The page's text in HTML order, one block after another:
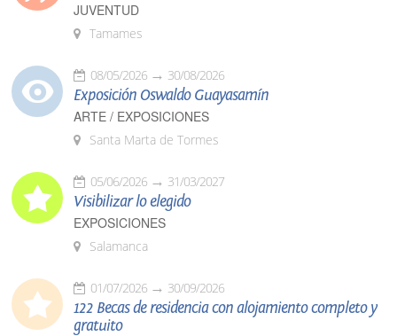
JUVENTUD
Tamames
08/05/2026 30/08/2026
Exposición Oswaldo Guayasamín
ARTE / EXPOSICIONES
Santa Marta de Tormes
05/06/2026 31/03/2027
Visibilizar lo elegido
EXPOSICIONES
Salamanca
01/07/2026 30/09/2026
122 Becas de residencia con alojamiento completo y
gratuito